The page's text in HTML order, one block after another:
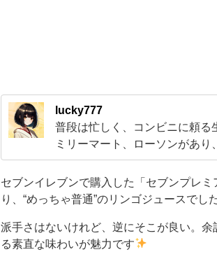
ア
ッ
プ
ル
ジ
lucky777
普段は忙しく、コンビニに頼る
ミリーマート、ローソンがあ
レブンで、おにぎりやスイーツ
で、ファミチキやスナック類を
セブンイレブンで購入した「セブンプレ
り、“めっちゃ普通”のリンゴジュースでし
派手さはないけれど、逆にそこが良い。
る素直な味わいが魅力です